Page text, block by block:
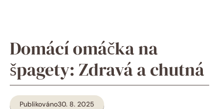
Domácí omáčka na
špagety: Zdravá a chutná
Publikováno30. 8. 2025